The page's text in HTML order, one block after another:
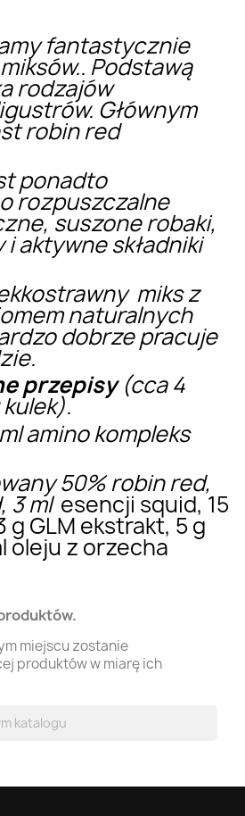
fantastycznie
Podstawą
rodzajów
Głównym
robin red
ponadto
rozpuszczalne
suszone robaki,
aktywne składniki
miks z
naturalnych
dobrze pracuje
przepisy(cca 4
amino kompleks
50% robin red,
3 ml esencji squid, 15
g GLM ekstrakt, 5 g
oleju z orzecha
miejscu zostanie
produktów w miarę ich